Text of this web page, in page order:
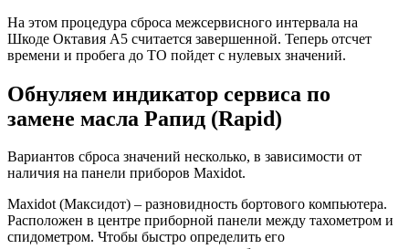
На этом процедура сброса межсервисного интервала на
Шкоде Октавия А5 считается завершенной. Теперь отсчет
времени и пробега до ТО пойдет с нулевых значений.
Обнуляем индикатор сервиса по
замене масла Рапид (Rapid)
Вариантов сброса значений несколько, в зависимости от
наличия на панели приборов Maxidot.
Maxidot (Максидот) – разновидность бортового компьютера.
Расположен в центре приборной панели между тахометром и
спидометром. Чтобы быстро определить его